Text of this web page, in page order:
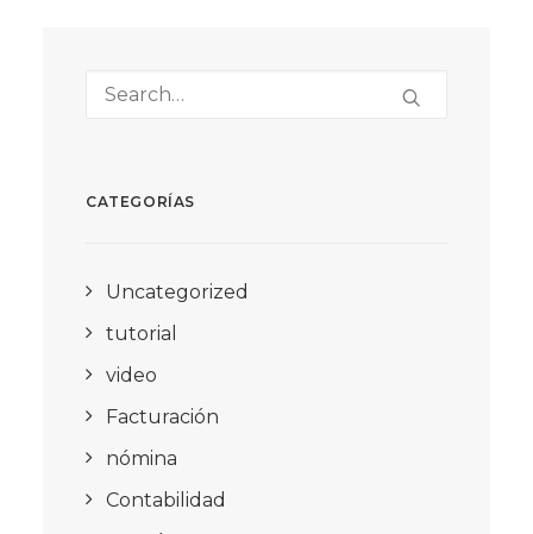
CATEGORÍAS
Uncategorized
tutorial
video
Facturación
nómina
Contabilidad